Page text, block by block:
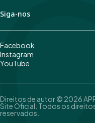
Siga-nos
Facebook
Instagram
YouTube
Direitos de autor © 2026
Site Oficial. Todos os
reservados.